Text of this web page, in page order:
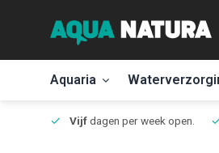
Aquaria
Vijfdagen per week open.